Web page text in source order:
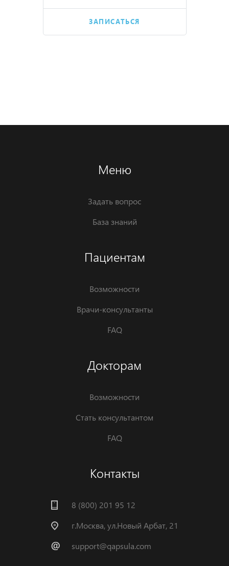
ЗАПИСАТЬСЯ
Меню
Задать вопрос
База знаний
Пациентам
Возможности
Врачи-консультанты
FAQ
Докторам
Возможности
Стать консультантом
FAQ
Контакты
8 (800) 201 95 12
г.Москва, ул.Новый Арбат, 21
support@qapsula.com